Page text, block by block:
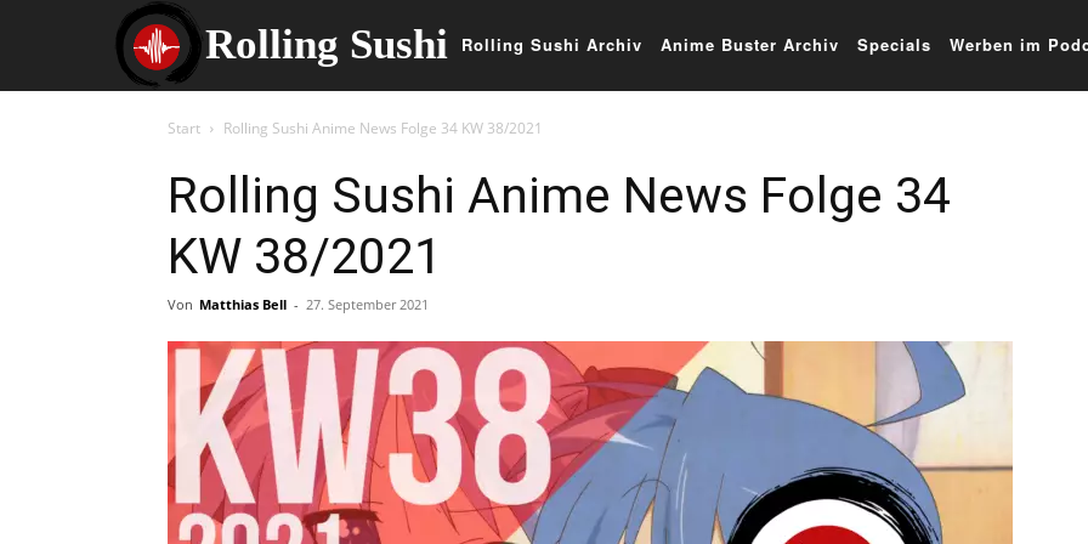
Rolling Sushi Rolling Sushi Archiv Anime Buster Archiv Specials Werben im
Start Rolling Sushi Anime News Folge 34 KW 38/2021
Rolling Sushi Anime News Folge 34
KW 38/2021
Von Matthias Bell - 27. September 2021